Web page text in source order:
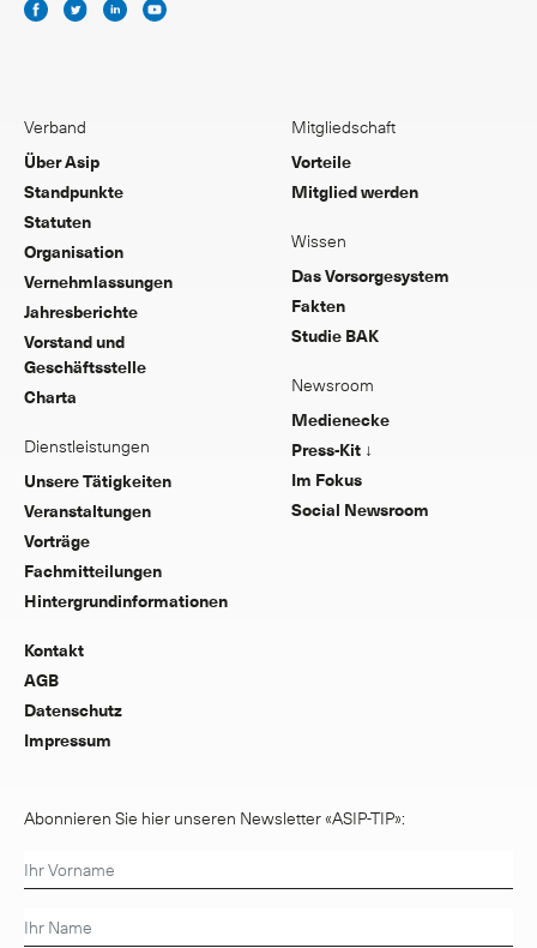
Verband
Über Asip
Standpunkte
Statuten
Organisation
Vernehmlassungen
Jahresberichte
Vorstand und
Geschäftsstelle
Charta
Dienstleistungen
Unsere Tätigkeiten
Veranstaltungen
Vorträge
Fachmitteilungen
Hintergrundinformationen
Mitgliedschaft
Vorteile
Mitglied werden
Wissen
Das Vorsorgesystem
Fakten
Studie BAK
Newsroom
Medienecke
Press-Kit ↓
Im Fokus
Social Newsroom
Kontakt
AGB
Datenschutz
Impressum
Abonnieren Sie hier unseren Newsletter «ASIP-TIP»: